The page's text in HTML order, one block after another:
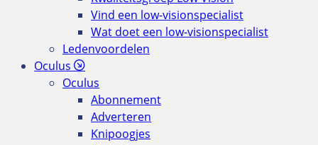
Vind een low-visionspecialist
Wat doet een low-visionspecialist
Ledenvoordelen
Oculus
Oculus
Abonnement
Adverteren
Knipoogjes